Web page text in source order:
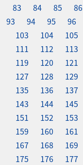
83
84 85 86
93
94 95 96
103
104 105
111
112 113
119
120 121
127
128 129
135
136 137
143
144 145
151
152 153
159
160 161
167
168 169
175
176 177